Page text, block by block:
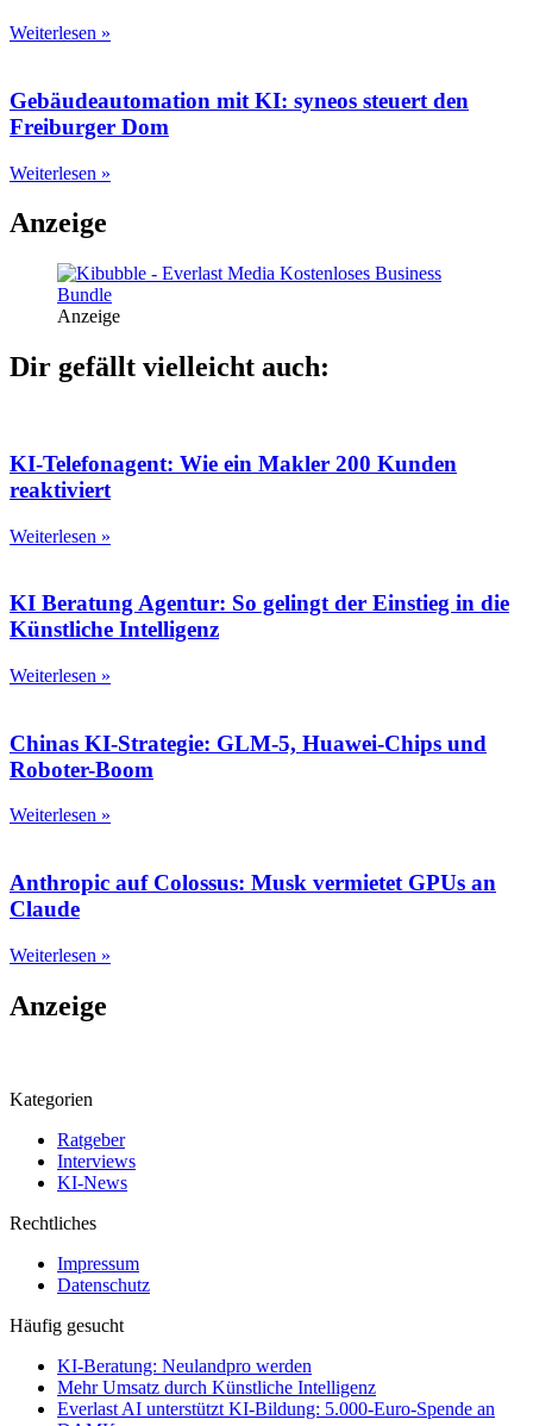
Weiterlesen »
Gebäudeautomation mit KI: syneos steuert den
Freiburger Dom
Weiterlesen »
Anzeige
Anzeige
Dir gefällt vielleicht auch:
KI-Telefonagent: Wie ein Makler 200 Kunden
reaktiviert
Weiterlesen »
KI Beratung Agentur: So gelingt der Einstieg in die
Künstliche Intelligenz
Weiterlesen »
Chinas KI-Strategie: GLM-5, Huawei-Chips und
Roboter-Boom
Weiterlesen »
Anthropic auf Colossus: Musk vermietet GPUs an
Claude
Weiterlesen »
Anzeige
Kategorien
Ratgeber
Interviews
KI-News
Rechtliches
Impressum
Datenschutz
Häufig gesucht
KI-Beratung: Neulandpro werden
Mehr Umsatz durch Künstliche Intelligenz
Everlast AI unterstützt KI-Bildung: 5.000-Euro-Spende an